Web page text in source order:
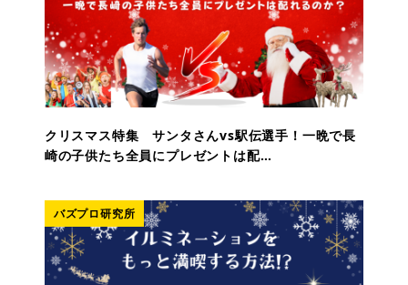
クリスマス特集 サンタさんvs駅伝選手！一晩で長
崎の子供たち全員にプレゼントは配…
バズプロ研究所